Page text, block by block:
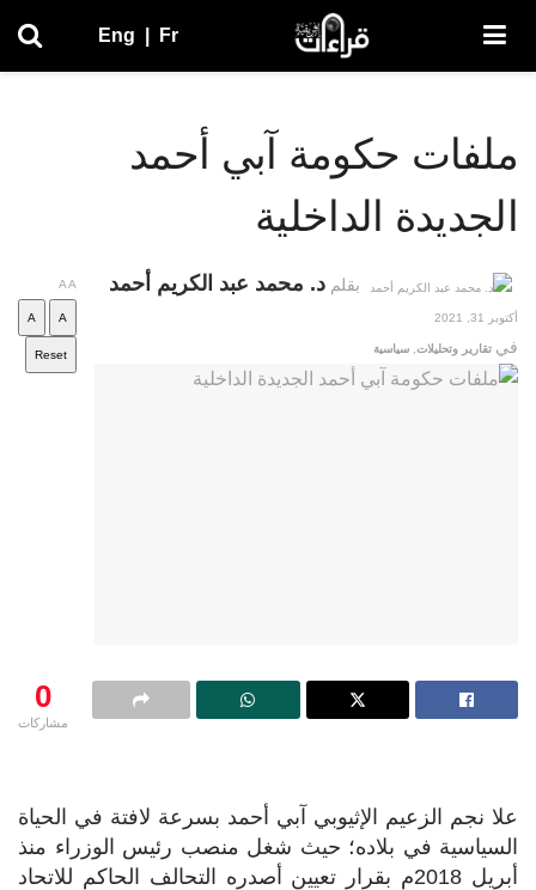
Eng Fr
ملفات حكومة آبي أحمد
الجديدة الداخلية
بقلمد. محمد عبد الكريم أحمد
أكتوبر 31, 2021
في تقارير وتحليلات سياسية
AA
A
A
Reset
0
مشاركات
علا نجم الزعيم الإثيوبي آبي أحمد بسرعة لافتة في الحياة
السياسية في بلاده؛ حيث شغل منصب رئيس الوزراء منذ
أبريل 2018م بقرار تعيين أصدره التحالف الحاكم للاتحاد